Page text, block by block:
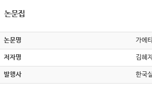
논문집
논문명 가에
저자명 김혜
발행사 한국